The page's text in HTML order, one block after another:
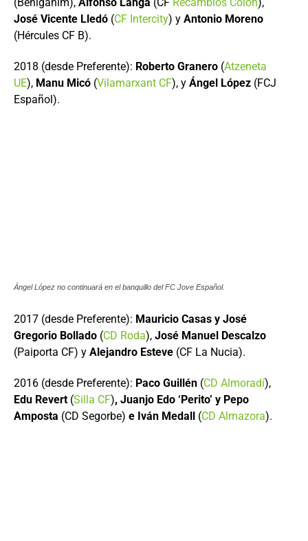
José Vicente Lledó (CF Intercity) y Antonio Moreno
(Hércules CF B).
2018 (desde Preferente): Roberto Granero (Atzeneta
UE), Manu Micó (Vilamarxant CF), y Ángel López (FCJ
Español).
Ángel López no continuará en el banquillo del FC Jove Español.
2017 (desde Preferente): Mauricio Casas y José
Gregorio Bollado (CD Roda), José Manuel Descalzo
(Paiporta CF) y Alejandro Esteve (CF La Nucia).
2016 (desde Preferente): Paco Guillén (CD Almoradí),
Edu Revert (Silla CF), Juanjo Edo ‘Perito’ y Pepo
Amposta (CD Segorbe) e Iván Medall (CD Almazora).